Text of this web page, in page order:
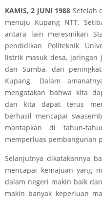
KAMIS, 2 JUNI 1988 Setelah
menuju Kupang NTT.
antara lain meresmikan
pendidikan Politeknik
listrik masuk desa, jaringan
dan Sumba, dan
Kupang. Dalam
mengatakan bahwa kita
dan kita dapat terus
berhasil mencapai
mantapkan di tahun-
memperluas pembangunan
Selanjutnya dikatakannya
mencapai kemajuan yang
dalam negeri makin baik
makin banyak keperluan